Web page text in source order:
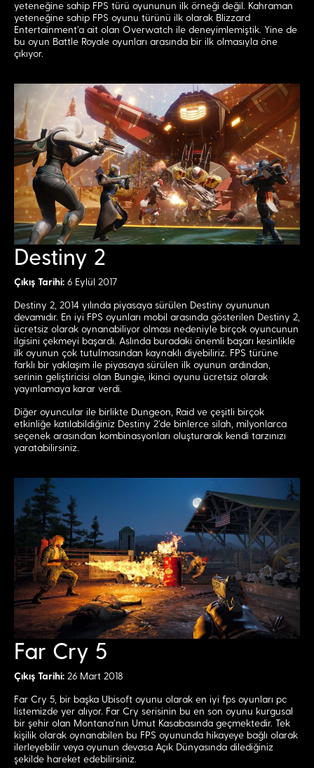
yeteneğine sahip FPS türü oyununun ilk örneği değil. Kahraman
yeteneğine sahip FPS oyunu türünü ilk olarak Blizzard
Entertainment’a ait olan Overwatch ile deneyimlemiştik. Yine de
bu oyun Battle Royale oyunları arasında bir ilk olmasıyla öne
çıkıyor.
Destiny 2
Çıkış Tarihi: 6 Eylül 2017
Destiny 2, 2014 yılında piyasaya sürülen Destiny oyununun
devamıdır. En iyi FPS oyunları mobil arasında gösterilen Destiny 2,
ücretsiz olarak oynanabiliyor olması nedeniyle birçok oyuncunun
ilgisini çekmeyi başardı. Aslında buradaki önemli başarı kesinlikle
ilk oyunun çok tutulmasından kaynaklı diyebiliriz. FPS türüne
farklı bir yaklaşım ile piyasaya sürülen ilk oyunun ardından,
serinin geliştiricisi olan Bungie, ikinci oyunu ücretsiz olarak
yayınlamaya karar verdi.
Diğer oyuncular ile birlikte Dungeon, Raid ve çeşitli birçok
etkinliğe katılabildiğiniz Destiny 2’de binlerce silah, milyonlarca
seçenek arasından kombinasyonları oluşturarak kendi tarzınızı
yaratabilirsiniz.
Far Cry 5
Çıkış Tarihi: 26 Mart 2018
Far Cry 5, bir başka Ubisoft oyunu olarak en iyi fps oyunları pc
listemizde yer alıyor. Far Cry serisinin bu en son oyunu kurgusal
bir şehir olan Montana’nın Umut Kasabasında geçmektedir. Tek
kişilik olarak oynanabilen bu FPS oyununda hikayeye bağlı olarak
ilerleyebilir veya oyunun devasa Açık Dünyasında dilediğiniz
şekilde hareket edebilirsiniz.